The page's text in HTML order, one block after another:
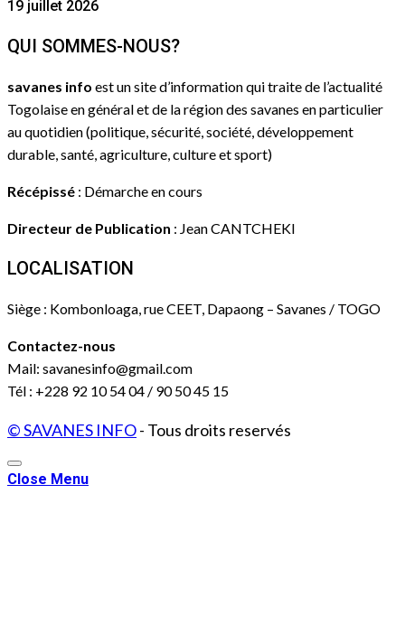
19 juillet 2026
QUI SOMMES-NOUS?
savanes info est un site d’information qui traite de l’actualité
Togolaise en général et de la région des savanes en particulier
au quotidien (politique, sécurité, société, développement
durable, santé, agriculture, culture et sport)
Récépissé : Démarche en cours
Directeur de Publication : Jean CANTCHEKI
LOCALISATION
Siège : Kombonloaga, rue CEET, Dapaong – Savanes / TOGO
Contactez-nous
Mail: savanesinfo@gmail.com
Tél : +228 92 10 54 04 / 90 50 45 15
© SAVANES INFO- Tous droits reservés
Close Menu